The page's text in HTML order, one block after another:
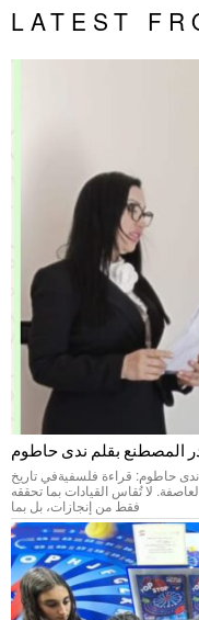
LATEST
المصطنع بقلم ندى حاطوم
حاطوم: قراءة فلسفيةفي تاريخ
لا تُقاس القيادات بما تحققه
فقط من إنجازات، بل بما